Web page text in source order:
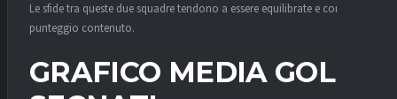
Le sfide tra queste due squadre tendono a essere equilibrate e con
punteggio contenuto.
GRAFICO MEDIA GOL